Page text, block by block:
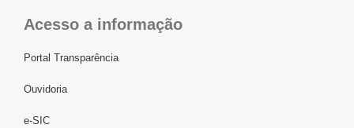
Acesso a informação
Portal Transparência
Ouvidoria
e-SIC